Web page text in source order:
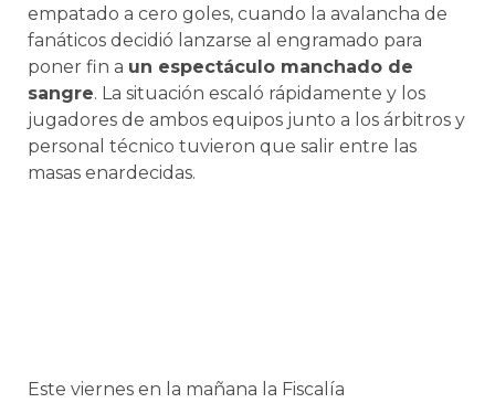
empatado a cero goles, cuando la avalancha de
fanáticos decidió lanzarse al engramado para
poner fin a un espectáculo manchado de
sangre. La situación escaló rápidamente y los
jugadores de ambos equipos junto a los árbitros y
personal técnico tuvieron que salir entre las
masas enardecidas.
Este viernes en la mañana la Fiscalía